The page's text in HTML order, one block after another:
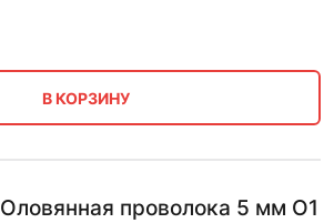
В КОРЗИНУ
Оловянная проволока 5 мм О1